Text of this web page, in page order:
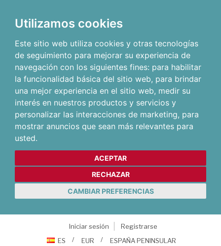
Utilizamos cookies
Este sitio web utiliza cookies y otras tecnologías
de seguimiento para mejorar su experiencia de
navegación con los siguientes fines: para habilitar
la funcionalidad básica del sitio web, para brindar
una mejor experiencia en el sitio web, medir su
interés en nuestros productos y servicios y
personalizar las interacciones de marketing, para
mostrar anuncios que sean más relevantes para
usted.
ACEPTAR
RECHAZAR
CAMBIAR PREFERENCIAS
Iniciar sesión
Registrarse
ES
EUR ESPAÑA PENINSULAR